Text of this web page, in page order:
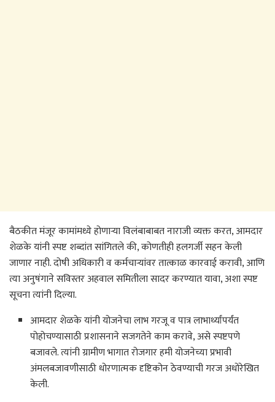
बैठकीत मंजूर कामांमध्ये होणाऱ्या विलंबाबाबत नाराजी व्यक्त करत, आमदार
शेळके यांनी स्पष्ट शब्दांत सांगितले की, कोणतीही हलगर्जी सहन केली
जाणार नाही. दोषी अधिकारी व कर्मचाऱ्यांवर तात्काळ कारवाई करावी, आणि
त्या अनुषंगाने सविस्तर अहवाल समितीला सादर करण्यात यावा, अशा स्पष्ट
सूचना त्यांनी दिल्या.
आमदार शेळके यांनी योजनेचा लाभ गरजू व पात्र लाभार्थ्यांपर्यंत
पोहोचण्यासाठी प्रशासनाने सजगतेने काम करावे, असे स्पष्टपणे
बजावले. त्यांनी ग्रामीण भागात रोजगार हमी योजनेच्या प्रभावी
अंमलबजावणीसाठी धोरणात्मक दृष्टिकोन ठेवण्याची गरज अधोरेखित
केली.